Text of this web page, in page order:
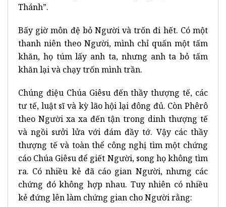
Thánh”.
Bấy giờ môn đệ bỏ Người và trốn đi hết. Có một
thanh niên theo Người, mình chỉ quấn một tấm
khăn, họ túm lấy anh ta, nhưng anh ta bỏ tấm
khăn lại và chạy trốn mình trần.
Chúng điệu Chúa Giêsu đến thầy thượng tế, các
tư tế, luật sĩ và kỳ lão hội lại đông đủ. Còn Phêrô
theo Người xa xa đến tận trong dinh thượng tế
và ngồi sưởi lửa với đám đầy tớ. Vậy các thầy
thượng tế và toàn thể công nghị tìm một chứng
cáo Chúa Giêsu để giết Người, song họ không tìm
ra. Có nhiều kẻ đã cáo gian Người, nhưng các
chứng đó không hợp nhau. Tuy nhiên có nhiều
kẻ đứng lên làm chứng gian cho Người rằng: